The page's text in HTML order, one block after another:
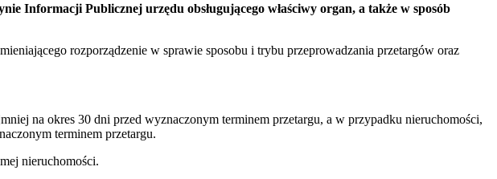
Informacji Publicznej urzędu obsługującego właściwy organ, a także w sposób
rozporządzenie w sprawie sposobu i trybu przeprowadzania przetargów oraz
na okres 30 dni przed wyznaczonym terminem przetargu, a w przypadku nieruchomości,
terminem przetargu.
nieruchomości.